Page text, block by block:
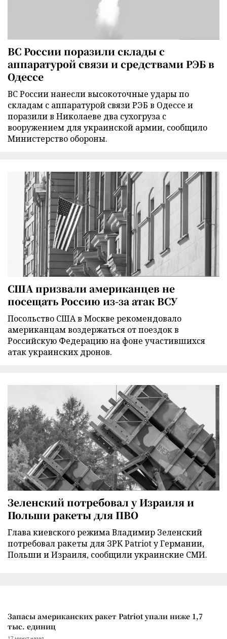
ВС России поразили склады с
аппаратурой связи и средствами РЭБ в
Одессе
ВС России нанесли высокоточные удары по
складам с аппаратурой связи РЭБ в Одессе и
поразили в Николаеве два сухогруза с
вооружением для украинской армии, сообщило
Министерство обороны.
США призвали американцев не
посещать Россию из-за атак ВСУ
Посольство США в Москве рекомендовало
американцам воздержаться от поездок в
Российскую Федерацию на фоне участившихся
атак украинских дронов.
Зеленский потребовал у Израиля и
Польши ракеты для ПВО
Глава киевского режима Владимир Зеленский
потребовал ракеты для ЗРК Patriot у Германии,
Польши и Израиля, сообщили украинские СМИ.
Запасы американских ракет Patriot упали ниже 1,7
тыс. единиц